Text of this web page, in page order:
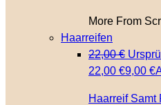
More From
Haarreifen
22,00€
22,00 €9,00 €
Haarreif Samt